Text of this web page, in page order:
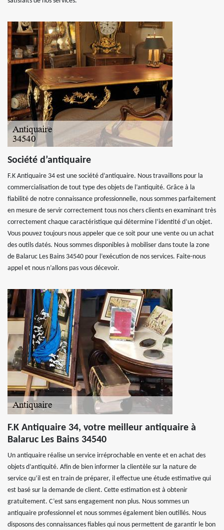
Société d’antiquaire
F.K Antiquaire 34 est une société d’antiquaire. Nous travaillons pour la
commercialisation de tout type des objets de l’antiquité. Grâce à la
fiabilité de notre connaissance professionnelle, nous sommes parfaitement
en mesure de servir correctement tous nos chers clients en examinant très
correctement chaque caractéristique qui détermine l’identité d’un objet.
Vous pouvez toujours nous appeler que ce soit pour une vente ou un achat
des outils datés. Nous sommes disponibles à mobiliser dans toute la zone
de Balaruc Les Bains 34540 pour l’exécution de nos services. Faite-nous
appel et nous n’allons pas vous décevoir.
F.K Antiquaire 34, votre meilleur antiquaire à
Balaruc Les Bains 34540
Un antiquaire réalise un service irréprochable en vente et en achat des
objets d’antiquité. Afin de bien informer la clientèle sur la nature de
service qu’il est en train de préparer, il effectue une étude estimative qui
est basé sur la demande de client. Cette estimation est à obtenir
gratuitement. C’est sans engagement non plus. Nous sommes un
antiquaire professionnel et nous sommes également bien outillés. Nous
disposons des connaissances fiables qui nous permettent de garantir le bon